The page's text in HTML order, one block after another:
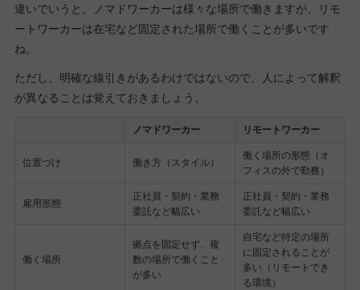
違いでいうと、ノマドワーカーは様々な場所で働きますが、リモ
ートワーカーは在宅など固定された場所で働くことが多いです
ね。
ただし、明確な線引きがあるわけではないので、人によって解釈
が異なることは覚えておきましょう。
ノマドワーカー リモートワーカー
位置づけ 働き方（スタイル）
働く場所の形態（オ
フィスの外で勤務）
雇用形態
正社員・契約・業務
委託など幅広い
正社員・契約・業務
委託など幅広い
働く場所
拠点を固定せず、複
数の場所で働くこと
が多い
自宅など特定の場所
に固定されることが
多い（リモートでき
る環境）